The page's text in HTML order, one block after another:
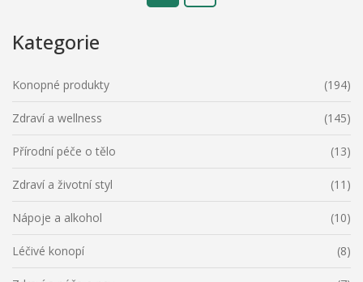
Kategorie
Konopné produkty (194)
Zdraví a wellness (145)
Přírodní péče o tělo (13)
Zdraví a životní styl (11)
Nápoje a alkohol (10)
Léčivé konopí (8)